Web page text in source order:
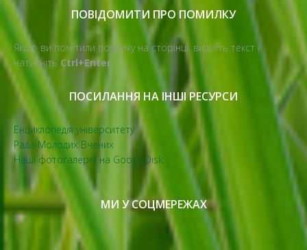
ПОВІДОМИТИ ПРО ПОМИЛКУ
Якщо ви помітили помилку на сторінці, виділіть текст і
натисніть Ctrl+Enter
ПОСИЛАННЯ НА ІНШІ РЕСУРСИ
Енциклопедія університету
Рада Молодих Вчених
Наші фотогалереї на GoogleDisk
МИ У СОЦМЕРЕЖАХ